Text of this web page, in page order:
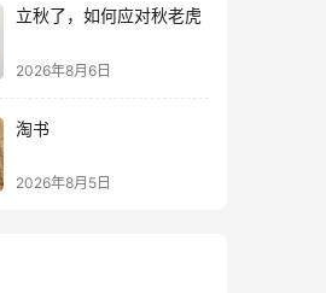
立秋了，如何应对秋老虎
2026年8月6日
淘书
2026年8月5日